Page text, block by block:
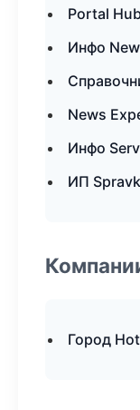
Portal
Инфо
News
Инфо
ИП
Город